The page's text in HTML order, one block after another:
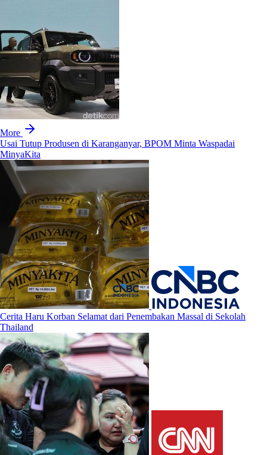
More
Usai Tutup Produsen di Karanganyar, BPOM Minta Waspadai
MinyaKita
Cerita Haru Korban Selamat dari Penembakan Massal di Sekolah
Thailand